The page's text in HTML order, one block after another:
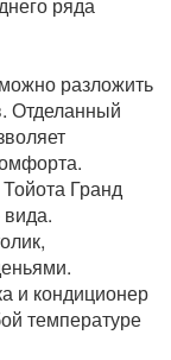
разложить
Отделанный
Гранд
и кондиционер
температуре